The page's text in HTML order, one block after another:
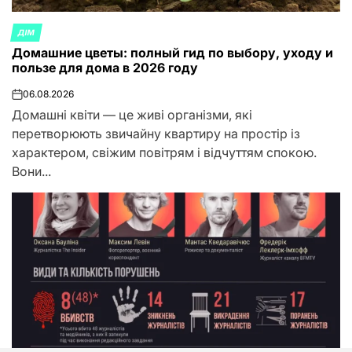
ОПУБЛИКОВАНО
В
ДІМ
Домашние цветы: полный гид по выбору, уходу и
пользе для дома в 2026 году
on06.08.2026
Домашні квіти — це живі організми, які
перетворюють звичайну квартиру на простір із
характером, свіжим повітрям і відчуттям спокою.
Вони...